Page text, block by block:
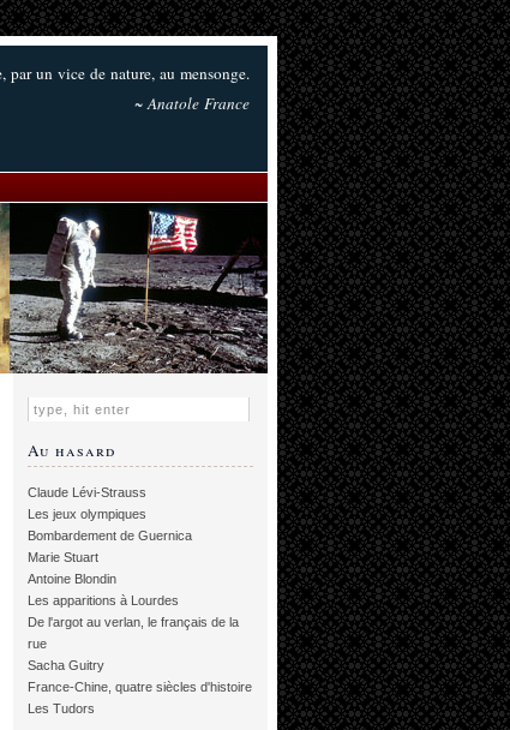
par un vice de nature, au mensonge.
~ Anatole France
Au hasard
Claude Lévi-Strauss
Les jeux olympiques
Bombardement de Guernica
Marie Stuart
Antoine Blondin
Les apparitions à Lourdes
De l'argot au verlan, le français de la
rue
Sacha Guitry
France-Chine, quatre siècles d'histoire
Les Tudors